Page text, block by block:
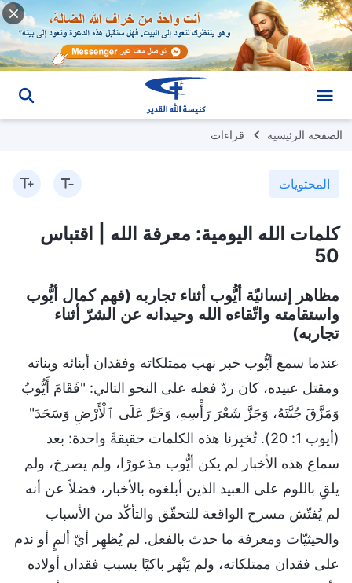
الصفحة الرئيسية قراءات
المحتويات
كلمات الله اليومية: معرفة الله | اقتباس
50
مظاهر إنسانيّة أيُّوب أثناء تجاربه (فهم كمال أيُّوب
واستقامته واتّقاءه الله وحيدانه عن الشرّ أثناء
تجاربه)
عندما سمع أيُّوب خبر نهب ممتلكاته وفقدان أبنائه وبناته
ومقتل عبيده، كان ردّ فعله على النحو التالي: "فَقَامَ أَيُّوبُ
وَمَزَّقَ جُبَّتَهُ، وَجَزَّ شَعْرَ رَأْسِهِ، وَخَرَّ عَلَى ٱلْأَرْضِ وَسَجَدَ"
(أيوب 1: 20). تُخبِرنا هذه الكلمات حقيقةً واحدة: بعد
سماع هذه الأخبار لم يكن أيُّوب مذعورًا، ولم يصرخ، ولم
يلقِ باللوم على العبيد الذين أبلغوه بالأخبار، فضلاً عن أنه
لم يُفتّش مسرح الواقعة للتحقّق والتأكّد من الأسباب
والحيثيّات ومعرفة ما حدث بالفعل. لم يُظهِر أيّ ألمٍ أو ندم
على فقدان ممتلكاته، ولم يَنْهَر باكيًا بسبب فقدان أولاده